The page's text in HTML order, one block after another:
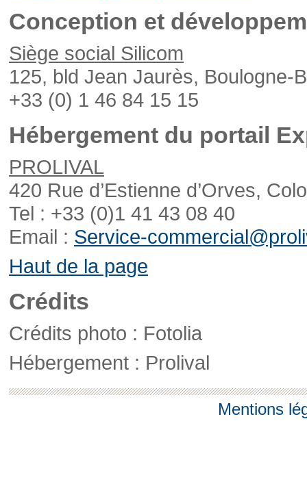
Conception et
Siège social Silicom
125, bld Jean Jaurès, Boulogne-
+33 (0) 1 46 84 15 15
Hébergement du portail
PROLIVAL
420 Rue d’Estienne d’Orves,
Tel : +33 (0)1 41 43 08 40
Email : Service-
Haut de la page
Crédits
Crédits photo : Fotolia
Hébergement : Prolival
Mentions